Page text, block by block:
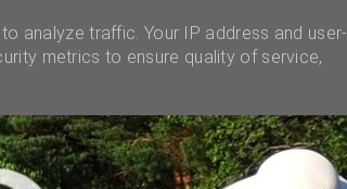
UNELMALAATIKKO
analyze traffic. Your IP address and user-
metrics to ensure quality of service,